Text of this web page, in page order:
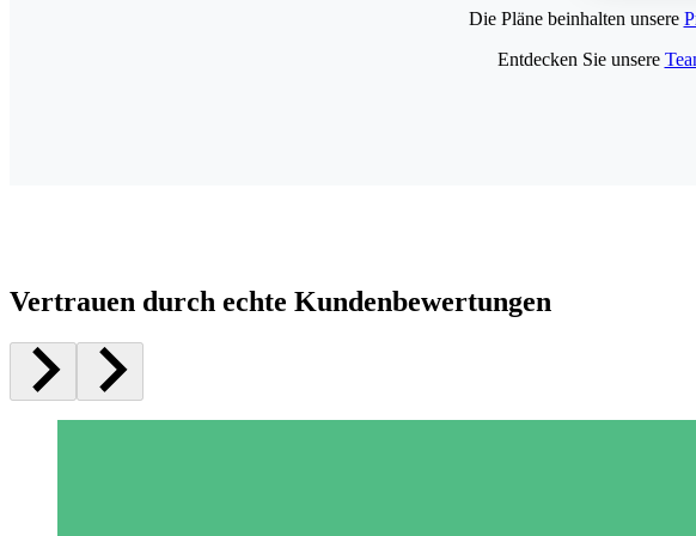
Die Pläne beinhalten unsere
Entdecken Sie unsere
Vertrauen durch echte Kundenbewertungen